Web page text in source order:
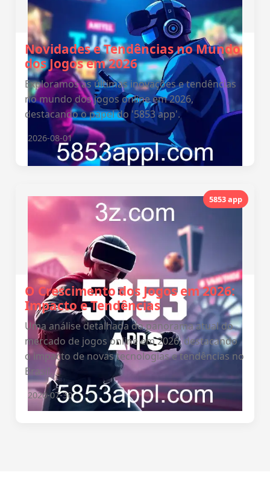
Novidades e Tendências no Mundo
dos Jogos em 2026
Exploramos as últimas inovações e tendências
no mundo dos jogos online em 2026,
destacando o papel do '5853 app'.
2026-08-01
5853 app
O Crescimento dos Jogos em 2026:
Impacto e Tendências
Uma análise detalhada do panorama atual do
mercado de jogos online em 2026, destacando
o impacto de novas tecnologias e tendências no
Brasil.
2026-07-30